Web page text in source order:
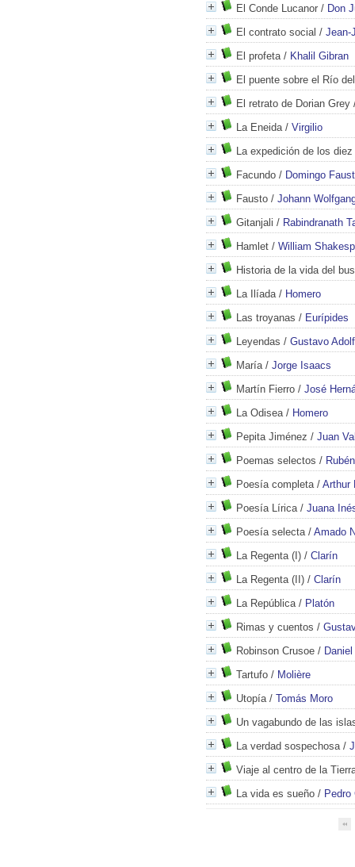
El Conde Lucanor / Don
El contrato social / Jean-
El profeta/ Khalil Gibran
El puente sobre el Río
El retrato de Dorian Grey
La Eneida/ Virgilio
La expedición de los
Facundo / Domingo
Fausto / Johann
Gitanjali / Rabindranath
Hamlet / William
Historia de la vida del
La Ilíada/ Homero
Las troyanas / Eurípides
Leyendas / Gustavo
María/ Jorge Isaacs
Martín Fierro / José
La Odisea/ Homero
Pepita Jiménez / Juan
Poemas selectos /
Poesía completa/ Arthur
Poesía Lírica/ Juana
Poesía selecta/ Amado
La Regenta (I) / Clarín
La Regenta (II) / Clarín
La República/ Platón
Rimas y cuentos /
Robinson Crusoe /
Tartufo / Molière
Utopía/ Tomás Moro
Un vagabundo de las
La verdad sospechosa/
Viaje al centro de la
La vida es sueño / Pedro